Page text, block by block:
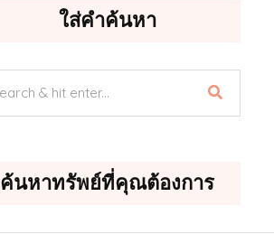
ใส่คำค้นหา
ค้นหาทรัพย์ที่คุณต้องการ